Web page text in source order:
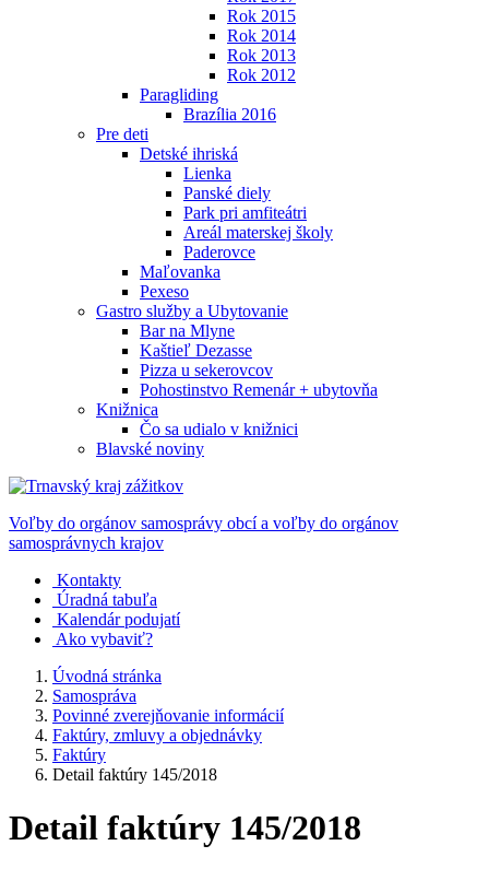
Rok 2015
Rok 2014
Rok 2013
Rok 2012
Paragliding
Brazília 2016
Pre deti
Detské ihriská
Lienka
Panské diely
Park pri amfiteátri
Areál materskej školy
Paderovce
Maľovanka
Pexeso
Gastro služby a Ubytovanie
Bar na Mlyne
Kaštieľ Dezasse
Pizza u sekerovcov
Pohostinstvo Remenár + ubytovňa
Knižnica
Čo sa udialo v knižnici
Blavské noviny
Voľby do orgánov samosprávy obcí a voľby do orgánov
samosprávnych krajov
Kontakty
Úradná tabuľa
Kalendár podujatí
Ako vybaviť?
Úvodná stránka
Samospráva
Povinné zverejňovanie informácií
Faktúry, zmluvy a objednávky
Faktúry
Detail faktúry 145/2018
Detail faktúry 145/2018